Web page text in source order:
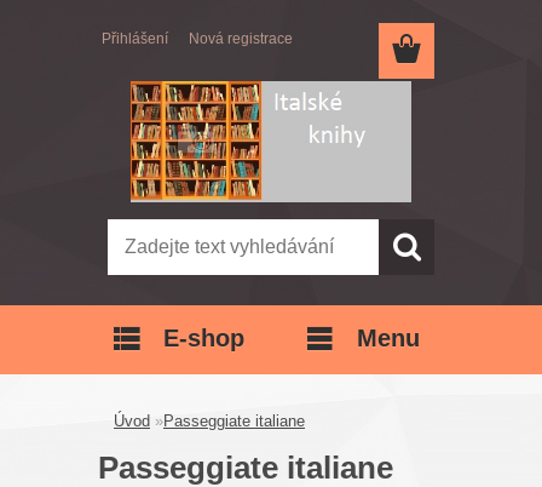
Přihlášení Nová registrace
E-shop Menu
Úvod »Passeggiate italiane
Passeggiate italiane